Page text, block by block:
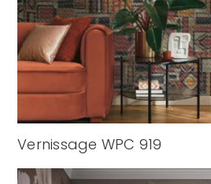
Vernissage WPC 919